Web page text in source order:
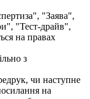
"Заява",
"Тест-драйв",
на правах
з
чи наступне
на